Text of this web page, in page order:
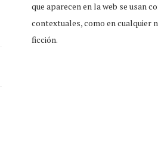
que aparecen en la web se usan
contextuales, como en cualquier
ficción.